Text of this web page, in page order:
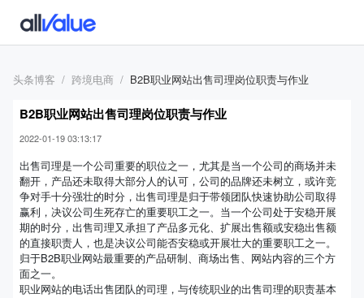
头条博客 跨境电商 B2B职业网站出售司理岗位职责与作业
B2B职业网站出售司理岗位职责与作业
2022-01-19 03:13:17
出售司理是一个公司重要的职位之一，尤其是当一个公司的商场并未
翻开，产品还未取得大部分人的认可，公司的品牌还未树立，或许竞
争对手十分强壮的时分，出售司理是归于带领团队快速协助公司取得
赢利，决议公司生死存亡的重要职工之一。当一个公司处于安稳开展
期的时分，出售司理又承担了产品多元化、扩展出售额或安稳出售额
的直接职责人，也是决议公司能否安稳或开展壮大的重要职工之一。
归于B2B职业网站最重要的产品研制、商场出售、网站内容的三个方
面之一。
职业网站的电话出售团队的司理，与传统职业的出售司理的职责基本